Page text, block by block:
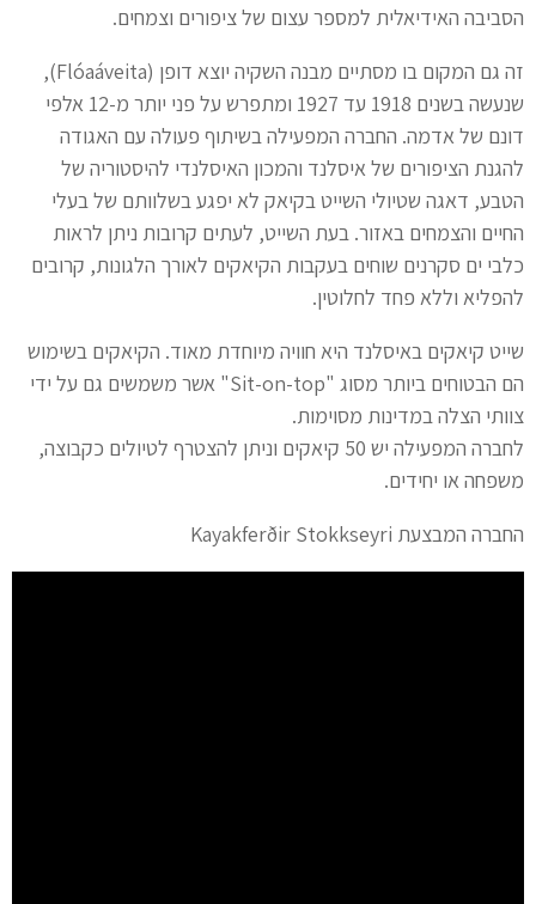
הסביבה האידיאלית למספר עצום של ציפורים וצמחים.
זה גם המקום בו מסתיים מבנה השקיה יוצא דופן (Flóaáveita),
שנעשה בשנים 1918 עד 1927 ומתפרש על פני יותר מ-12 אלפי
דונם של אדמה. החברה המפעילה בשיתוף פעולה עם האגודה
להגנת הציפורים של איסלנד והמכון האיסלנדי להיסטוריה של
הטבע, דאגה שטיולי השייט בקיאק לא יפגע בשלוותם של בעלי
החיים והצמחים באזור. בעת השייט, לעתים קרובות ניתן לראות
כלבי ים סקרנים שוחים בעקבות הקיאקים לאורך הלגונות, קרובים
להפליא וללא פחד לחלוטין.
שייט קיאקים באיסלנד היא חוויה מיוחדת מאוד. הקיאקים בשימוש
הם הבטוחים ביותר מסוג "Sit-on-top" אשר משמשים גם על ידי
צוותי הצלה במדינות מסוימות.
לחברה המפעילה יש 50 קיאקים וניתן להצטרף לטיולים כקבוצה,
משפחה או יחידים.
החברה המבצעת Kayakferðir Stokkseyri